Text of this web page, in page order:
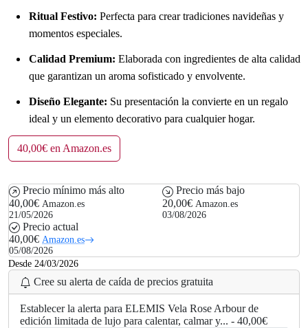
Ritual Festivo: Perfecta para crear tradiciones navideñas y
momentos especiales.
Calidad Premium: Elaborada con ingredientes de alta calidad
que garantizan un aroma sofisticado y envolvente.
Diseño Elegante: Su presentación la convierte en un regalo
ideal y un elemento decorativo para cualquier hogar.
40,00€ en Amazon.es
Precio mínimo más alto
40,00€ Amazon.es
21/05/2026
Precio más bajo
20,00€ Amazon.es
03/08/2026
Precio actual
40,00€ Amazon.es
05/08/2026
Desde 24/03/2026
Cree su alerta de caída de precios gratuita
Establecer la alerta para ELEMIS Vela Rose Arbour de
edición limitada de lujo para calentar, calmar y... - 40,00€